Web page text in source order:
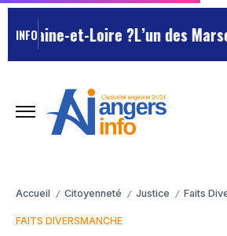
INFOet-Loire ?L’un des
Accueil / Citoyenneté / Justice / Faits
FAITS DIVERSMANCHE